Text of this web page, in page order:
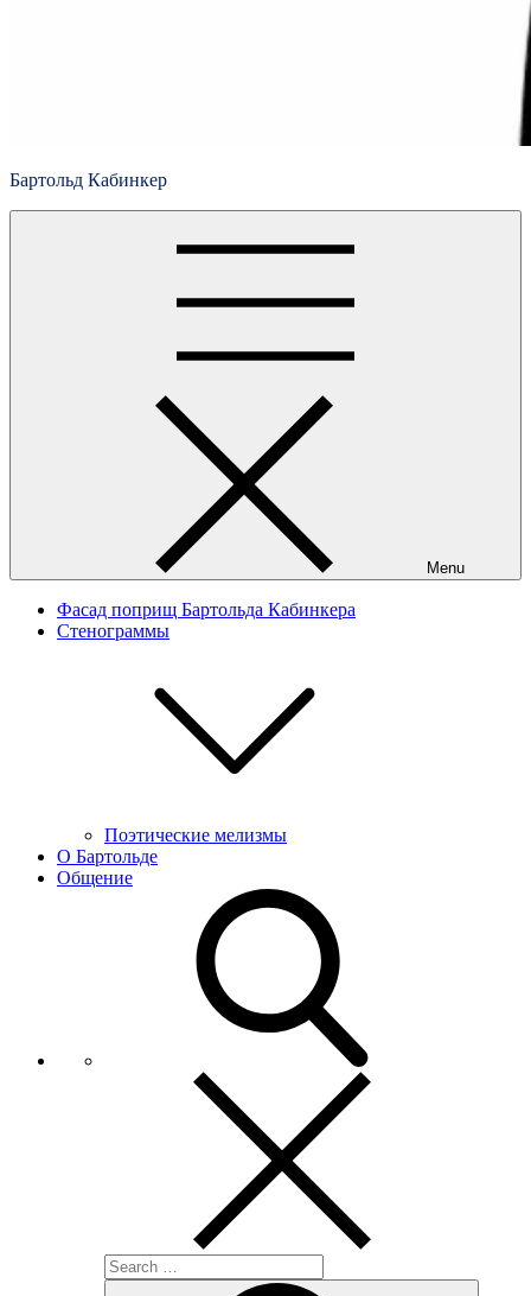
Бартольд Кабинкер
Menu
Фасад поприщ Бартольда Кабинкера
Стенограммы
Поэтические мелизмы
О Бартольде
Общение
Search
for: